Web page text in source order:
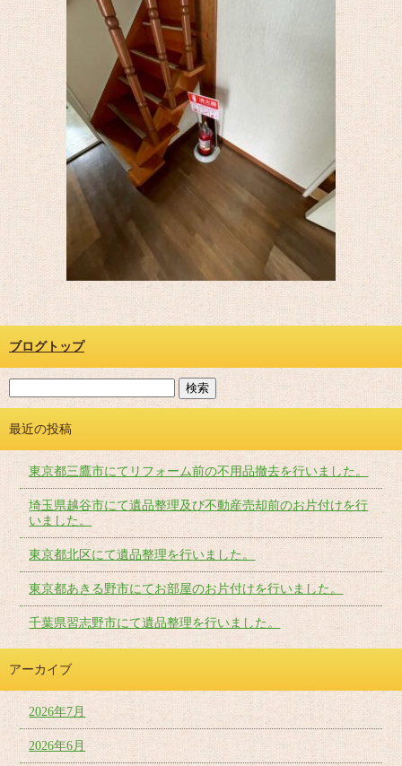
ブログトップ
最近の投稿
東京都三鷹市にてリフォーム前の不用品撤去を行いました。
埼玉県越谷市にて遺品整理及び不動産売却前のお片付けを行
いました。
東京都北区にて遺品整理を行いました。
東京都あきる野市にてお部屋のお片付けを行いました。
千葉県習志野市にて遺品整理を行いました。
アーカイブ
2026年7月
2026年6月